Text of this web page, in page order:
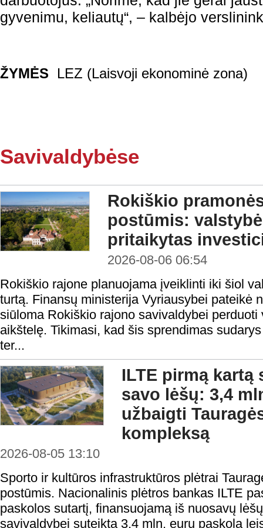
gyvenimu, keliautų“, – kalbėjo
ŽYMĖS LEZ (Laisvoji ekonominė zona)
Savivaldybėse
Rokiškio
postūmis:
pritaikytas
2026-08-06 06:54
Rokiškio rajone planuojama įveiklinti iki šiol
turtą. Finansų ministerija Vyriausybei pateikė
siūloma Rokiškio rajono savivaldybei
aikštelę. Tikimasi, kad šis sprendimas
ter...
ILTE pirmą kartą
savo lėšų: 3,4
užbaigti
kompleksą
2026-08-05 13:10
Sporto ir kultūros infrastruktūros plėtrai
postūmis. Nacionalinis plėtros bankas ILTE
paskolos sutartį, finansuojamą iš nuosavų
savivaldybei suteikta 3,4 mln. eurų paskola